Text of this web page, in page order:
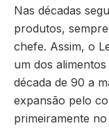
Nas décadas
produtos,
chefe. Assim, o
um dos
década de 90 a
expansão pelo
primeiramente